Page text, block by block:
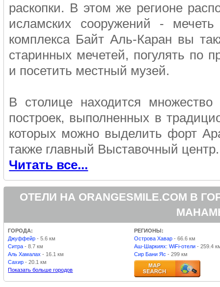
раскопки. В этом же регионе
исламских сооружений -
комплекса Байт Аль-Каран вы
старинных мечетей, погулять по
и посетить местный музей.
В столице находится множество
построек, выполненных в
которых можно выделить форт
также главный Выставочный центр.
Читать все...
ОТЕЛИ НА ORANGESMILE.COM В
ГОРОДА:
Джуффейр - 5.6 км
Ситра - 8.7 км
Аль Хамалах - 16.1 км
Сахир - 20.1 км
Показать больше городов
РЕГИОНЫ:
Острова Хавар - 66.6 км
Аш-Шаркиях: WiFi-отели - 259.4
Сир Бани Яс - 299 км